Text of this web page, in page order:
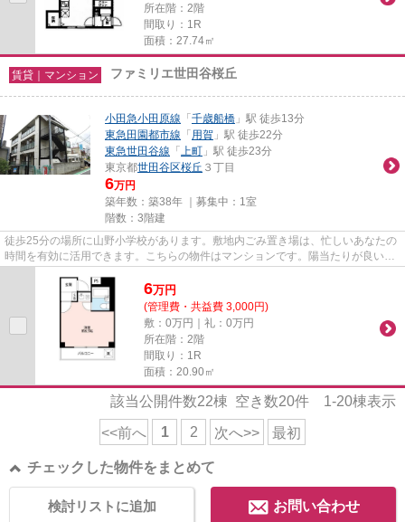
所在階：2階
間取り：1R
面積：27.74㎡
賃貸｜マンション ファミリエ世田谷桜丘
小田急小田原線 「千歳船橋 」駅 徒歩13分
東急田園都市線 「用賀 」駅 徒歩22分
東急世田谷線 「 上町 」駅 徒歩23分
東京都世田谷区桜丘 ３丁目
6万円
築年数：築38年 ｜募集中： 1室
階数：3階建
徒歩25分の場所に山野小学校があります。敷地内ごみ置き場は、忙しいあなたの
時間を有効に活用できます。こちらの物件はマンションです。陽当たりが良いの
で洗濯物も乾きやすい物件で...
6万円
(管理費・共益費 3,000円)
敷：0万円｜礼：0万円
所在階：2階
間取り：1R
面積：20.90㎡
該当公開件数22棟 空き数20件 1-20棟表示
<<前へ 1 2 次へ>> 最初
チェックした物件をまとめて
お問い合わせ
検討リストに追加